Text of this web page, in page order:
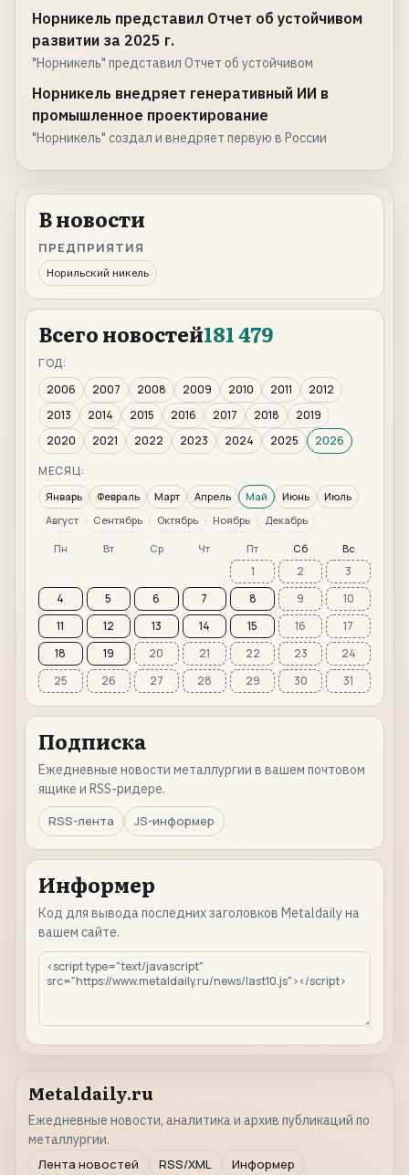
Норникель представил Отчет об устойчивом
развитии за 2025 г.
"Норникель" представил Отчет об устойчивом
Норникель внедряет генеративный ИИ в
промышленное проектирование
"Норникель" создал и внедряет первую в России
В новости
ПРЕДПРИЯТИЯ
Норильский никель
Всего новостей181 479
ГОД:
2006
2007 2008 2009 2010 2011
2012
2013
2014 2015 2016 2017 2018
2019
2020
2021 2022 2023 2024 2025
2026
МЕСЯЦ:
Январь Февраль Март Апрель Май Июнь
Июль
Август
Сентябрь Октябрь Ноябрь Декабрь
Пн Вт Ср Чт Пт Сб Вс
1 2
3
4
5 6 7 8 9
10
11
12 13 14 15 16
17
18
19 20 21 22 23
24
25
26 27 28 29 30 31
Подписка
Ежедневные новости металлургии в вашем почтовом
ящике и RSS-ридере.
RSS-лента
JS-информер
Информер
Код для вывода последних заголовков Metaldaily на
вашем сайте.
Metaldaily.ru
Ежедневные новости, аналитика и архив публикаций по
металлургии.
Лента новостей
RSS/XML Информер